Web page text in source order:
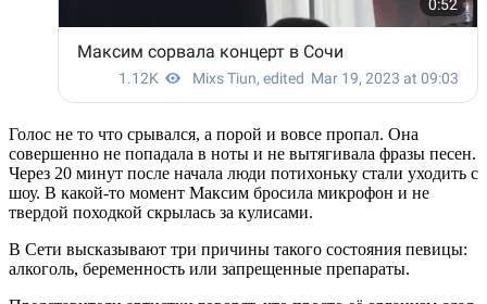
Голос не то что срывался, а порой и вовсе пропал. Она
совершенно не попадала в ноты и не вытягивала фразы песен.
Через 20 минут после начала люди потихоньку стали уходить с
шоу. В какой-то момент Максим бросила микрофон и не
твердой походкой скрылась за кулисами.
В Сети высказывают три причины такого состояния певицы:
алкоголь, беременность или запрещенные препараты.